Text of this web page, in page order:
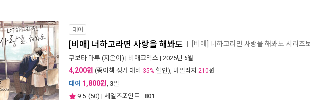
대여
[비애] 너하고라면 사랑을 해봐도 [비애] 너하고라면 사랑을 해봐도 시리즈
쿠보타 마루 (지은이) | 비애코믹스 | 2025년 5월
4,200원 (종이책 정가 대비 35% 할인), 마일리지 210원
대여 1,800원, 3일
9.5 (50) | 세일즈포인트 : 801